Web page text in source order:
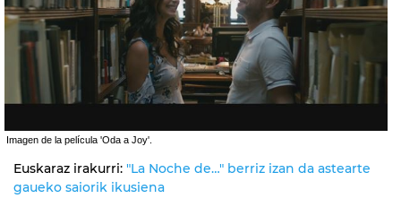
Imagen de la película 'Oda a Joy'.
Euskaraz irakurri: "La Noche de…" berriz izan da astearte
gaueko saiorik ikusiena